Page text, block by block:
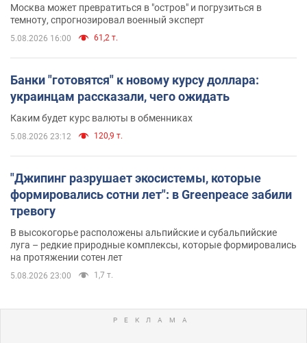
Москва может превратиться в "остров" и погрузиться в
темноту, спрогнозировал военный эксперт
5.08.2026 16:00 61,2 т.
Банки "готовятся" к новому курсу доллара:
украинцам рассказали, чего ожидать
Каким будет курс валюты в обменниках
5.08.2026 23:12 120,9 т.
"Джипинг разрушает экосистемы, которые
формировались сотни лет": в Greenpeace забили
тревогу
В высокогорье расположены альпийские и субальпийские
луга – редкие природные комплексы, которые формировались
на протяжении сотен лет
5.08.2026 23:00 1,7 т.